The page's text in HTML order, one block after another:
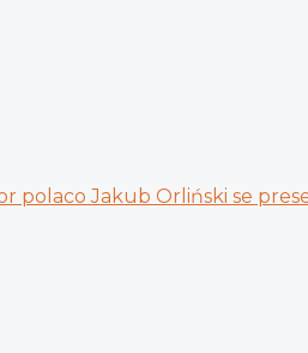
polaco Jakub Orliński se